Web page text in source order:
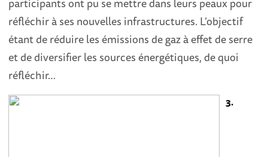
réfléchir à ses nouvelles infrastructures. L’objectif
étant de réduire les émissions de gaz à effet de serre
et de diversifier les sources énergétiques, de quoi
réfléchir…
3.